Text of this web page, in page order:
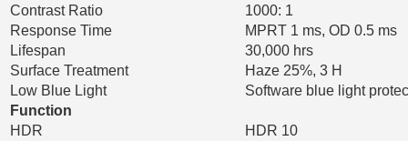
Contrast Ratio
1000: 1
Response Time
MPRT 1 ms, OD 0.5 ms
Lifespan
30,000 hrs
Surface Treatment
Haze 25%, 3 H
Low Blue Light
Software blue light
Function
HDR
HDR 10